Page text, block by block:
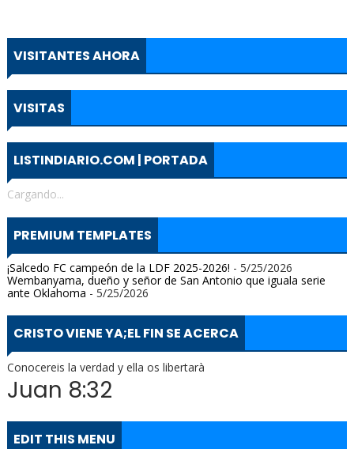
VISITANTES AHORA
VISITAS
LISTINDIARIO.COM | PORTADA
Cargando...
PREMIUM TEMPLATES
¡Salcedo FC campeón de la LDF 2025-2026! - 5/25/2026
Wembanyama, dueño y señor de San Antonio que iguala serie
ante Oklahoma - 5/25/2026
CRISTO VIENE YA;EL FIN SE ACERCA
Conocereis la verdad y ella os libertarà
Juan 8:32
EDIT THIS MENU